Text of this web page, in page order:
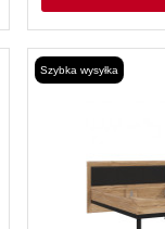
Szybka wysyłka